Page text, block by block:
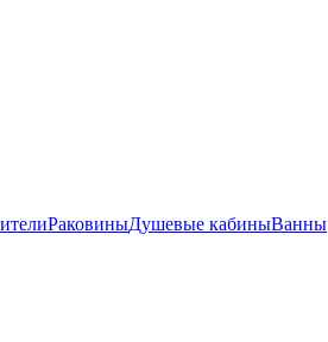
РаковиныДушевые кабиныВанны